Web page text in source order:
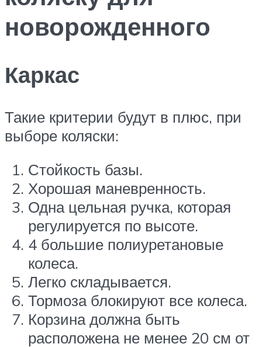
новорожденного
Каркас
Такие критерии будут в плюс, при
выборе коляски:
Стойкость базы.
Хорошая маневренность.
Одна цельная ручка, которая
регулируется по высоте.
4 большие полиуретановые
колеса.
Легко складывается.
Тормоза блокируют все колеса.
Корзина должна быть
расположена не менее 20 см от